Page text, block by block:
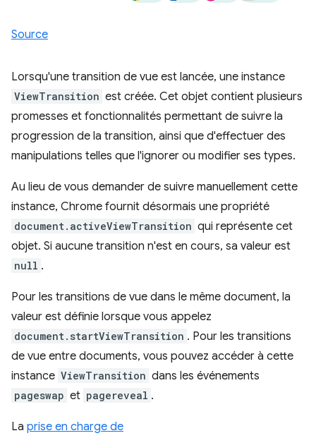
Source
Lorsqu'une transition de vue est lancée, une instance
ViewTransition est créée. Cet objet contient plusieurs
promesses et fonctionnalités permettant de suivre la
progression de la transition, ainsi que d'effectuer des
manipulations telles que l'ignorer ou modifier ses types.
Au lieu de vous demander de suivre manuellement cette
instance, Chrome fournit désormais une propriété
document.activeViewTransition qui représente cet
objet. Si aucune transition n'est en cours, sa valeur est
null .
Pour les transitions de vue dans le même document, la
valeur est définie lorsque vous appelez
document.startViewTransition . Pour les transitions
de vue entre documents, vous pouvez accéder à cette
instance ViewTransition dans les événements
pageswap et pagereveal .
La prise en charge de